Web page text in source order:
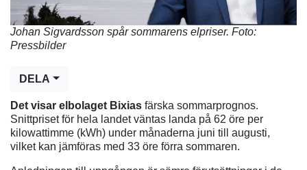
Johan Sigvardsson spår sommarens elpriser. Foto:
Pressbilder
DELA
Det visar elbolaget Bixias färska sommarprognos.
Snittpriset för hela landet väntas landa på 62 öre per
kilowattimme (kWh) under månaderna juni till augusti,
vilket kan jämföras med 33 öre förra sommaren.